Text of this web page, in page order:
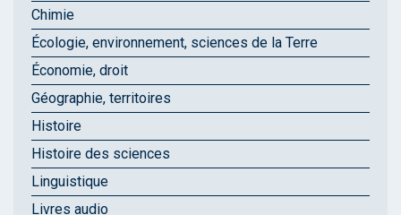
Chimie
Écologie, environnement, sciences de la Terre
Économie, droit
Géographie, territoires
Histoire
Histoire des sciences
Linguistique
Livres audio